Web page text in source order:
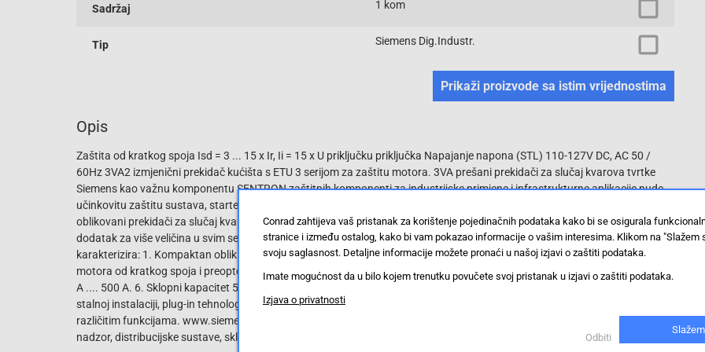
Sadržaj 1 kom
Tip Siemens Dig.Industr.
Prikaži proizvode sa istim vrijednostima
Opis
Zaštita od kratkog spoja Isd = 3 ... 15 x Ir, Ii = 15 x U priključku priključka Napajanje napona (STL) 110-127V DC, AC 50 /
60Hz 3VA2 izmjenični prekidač kućišta s ETU 3 serijom za zaštitu motora. 3VA prešani prekidači za slučaj kvarova tvrtke
Siemens kao važnu komponentu SENTRON zaštitnih komponenti za industrijske primjene i infrastrukturne aplikacije nude
učinkovitu zaštitu sustava, startera i motora kroz siguran odspajanje u slučaju preopterećenja i kratkog spoja. 3VA
oblikovani prekidači za slučaj kvara postavljaju standarde u pogledu fleksibilnosti i modularnog asortimana. Jedinstveni
dodatak za više veličina u svim serijama 3VA1 i 3VA2 izmjenjivača kućišta. Ova verzija 3VA izmjenjivača slučajnog prekidača
karakterizira: 1. Kompaktan oblik. 2. Dostupan kao varijanta za zaštitu motora. 3. Prekidač motora za zaštitu električnih
motora od kratkog spoja i preopterećenja. 4. Dostupno kao 3-pinska verzija. 5. Ovisno o veličini: Nazivna radna struja od 25
A .... 500 A. 6. Sklopni kapacitet 55 kA i 110 kA na 415 V. 7. Serija ima elektroničko otpuštanje preko struje. 8. Instalacija u
stalnoj instalaciji, plug-in tehnologija, mogućnost plug-in tehnologije. 9. Modularni i lako instalirani unutarnji pribor s
različitim funkcijama. www.siemens.de/3VA. Siemens nudi kompletan portfelj uređaja za zaštitu, prebacivanje, mjerenje i
nadzor, distribucijske sustave, sklopke i utičnice za sigurnu, učinkovitu električnu infrastrukturu u zgradama i industriji.
Conrad zahtijeva vaš pristanak za korištenje pojedinačnih podataka kako bi se osigurala
stranice i između ostalog, kako bi vam pokazao informacije o vašim interesima. Klikom na "Slažem
svoju saglasnost. Detaljne informacije možete pronaći u našoj izjavi o zaštiti podataka.
Imate mogućnost da u bilo kojem trenutku povučete svoj pristanak u izjavi o zaštiti podataka.
Izjava o privatnosti
Odbiti